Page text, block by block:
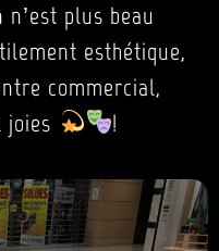
plus beau
esthétique,
commercial,
joies
!